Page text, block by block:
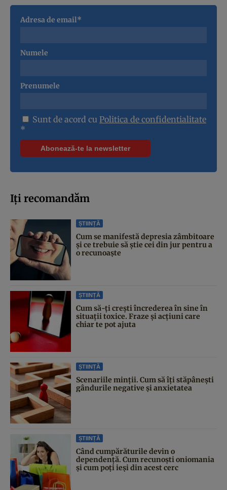
Adresa de email*
Numele
Prenumele
Sunt de acord cu Politica de confidentialitate
*
Iți recomandăm
ȘTIINȚĂ
Cum se manifestă depresia zâmbitoare
și ce trebuie să știe cei din jur pentru a
o recunoaște
ȘTIINȚĂ
Cum să-ți crești încrederea în sine în
situații toxice. Fraze și acțiuni care
chiar te pot ajuta
ȘTIINȚĂ
Scenariile minții. Cum să îți stăpânești
gândurile negative și anxietatea
ȘTIINȚĂ
Când cumpărăturile devin o
dependență. Cum recunoști oniomania
și cum poți ieși din acest cerc